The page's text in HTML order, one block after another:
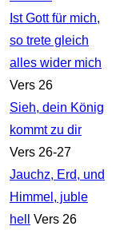
Ist Gott für mich,
so trete gleich
alles wider mich
Vers 26
Sieh, dein König
kommt zu dir
Vers 26-27
Jauchz, Erd, und
Himmel, juble
hell
Vers 26